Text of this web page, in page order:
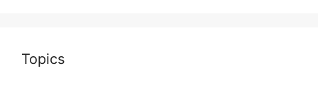
Topics